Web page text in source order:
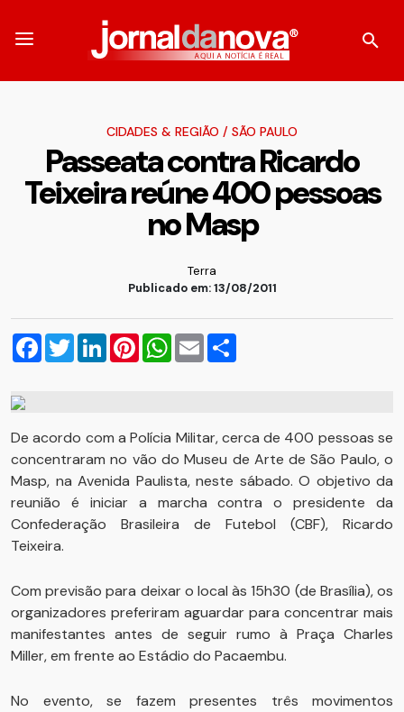
CIDADES & REGIÃO / SÃO PAULO
Passeata contra Ricardo
Teixeira reúne 400 pessoas
no Masp
Terra
Publicado em: 13/08/2011
Facebook
TwitterLinkedInPinterestWhatsApp
Email
De acordo com a Polícia Militar, cerca de 400 pessoas se
concentraram no vão do Museu de Arte de São Paulo, o
Masp, na Avenida Paulista, neste sábado. O objetivo da
reunião é iniciar a marcha contra o presidente da
Confederação Brasileira de Futebol (CBF), Ricardo
Teixeira.
Com previsão para deixar o local às 15h30 (de Brasília), os
organizadores preferiram aguardar para concentrar mais
manifestantes antes de seguir rumo à Praça Charles
Miller, em frente ao Estádio do Pacaembu.
No evento, se fazem presentes três movimentos